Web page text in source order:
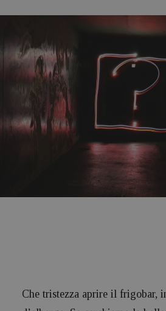
Che tristezza aprire il frigobar,